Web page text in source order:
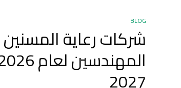
BLOG
شركات رعاية
2027